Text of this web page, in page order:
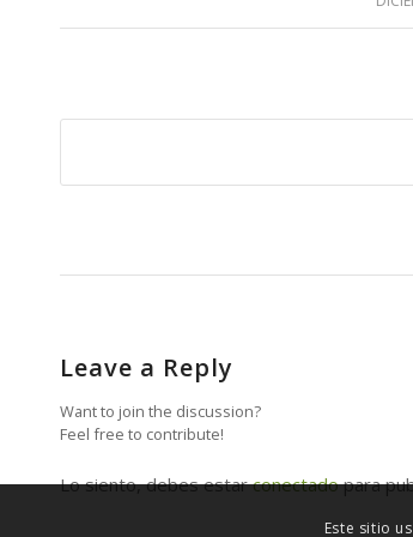
Leave a Reply
Want to join the discussion?
Feel free to contribute!
Lo siento, debes estarconectadopara
Este sitio